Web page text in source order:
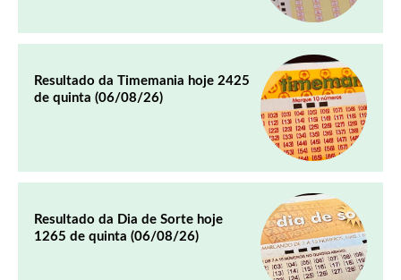
Resultado da Timemania hoje 2425
de quinta (06/08/26)
Resultado da Dia de Sorte hoje
1265 de quinta (06/08/26)